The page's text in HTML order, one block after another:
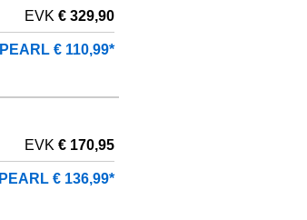
EVK € 329,90
PEARL € 110,99*
EVK € 170,95
PEARL € 136,99*